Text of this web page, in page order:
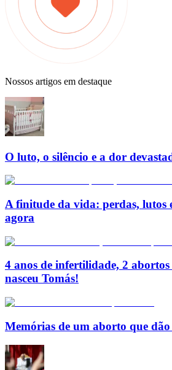
Nossos artigos em destaque
O luto, o silêncio e a dor
A finitude da vida: perdas, lutos
agora
4 anos de infertilidade, 2
nasceu Tomás!
Memórias de um aborto que